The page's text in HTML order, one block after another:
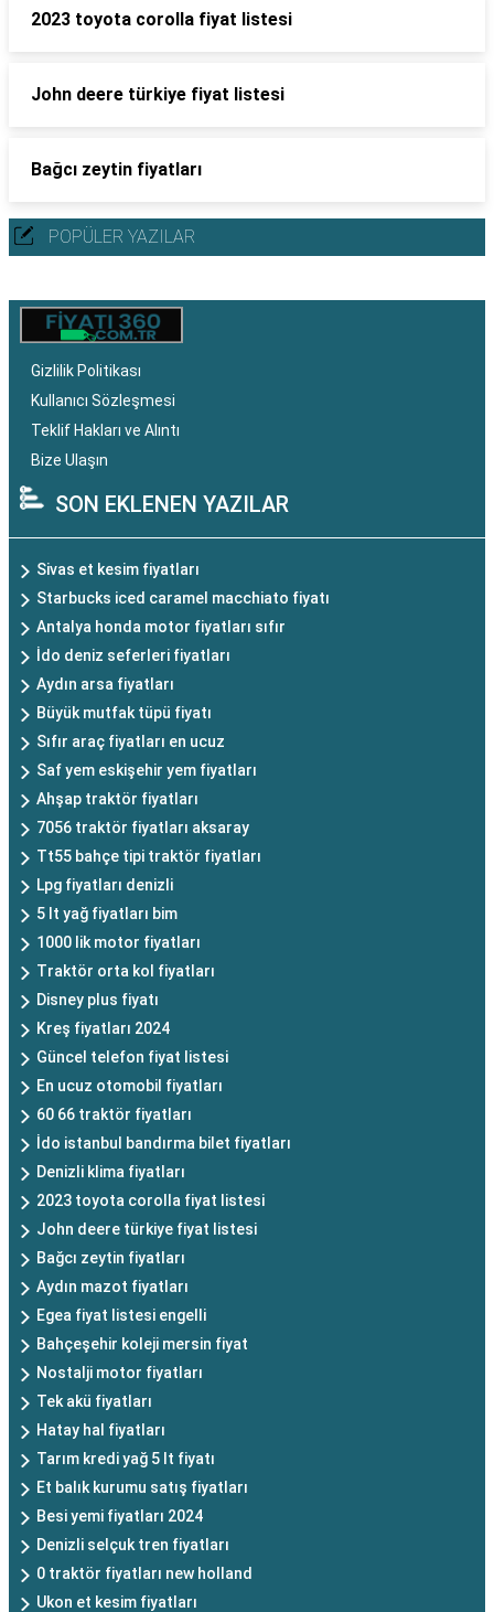
2023 toyota corolla fiyat listesi
John deere türkiye fiyat listesi
Bağcı zeytin fiyatları
POPÜLER YAZILAR
Gizlilik Politikası
Kullanıcı Sözleşmesi
Teklif Hakları ve Alıntı
Bize Ulaşın
SON EKLENEN YAZILAR
Sivas et kesim fiyatları
Starbucks iced caramel macchiato fiyatı
Antalya honda motor fiyatları sıfır
İdo deniz seferleri fiyatları
Aydın arsa fiyatları
Büyük mutfak tüpü fiyatı
Sıfır araç fiyatları en ucuz
Saf yem eskişehir yem fiyatları
Ahşap traktör fiyatları
7056 traktör fiyatları aksaray
Tt55 bahçe tipi traktör fiyatları
Lpg fiyatları denizli
5 lt yağ fiyatları bim
1000 lik motor fiyatları
Traktör orta kol fiyatları
Disney plus fiyatı
Kreş fiyatları 2024
Güncel telefon fiyat listesi
En ucuz otomobil fiyatları
60 66 traktör fiyatları
İdo istanbul bandırma bilet fiyatları
Denizli klima fiyatları
2023 toyota corolla fiyat listesi
John deere türkiye fiyat listesi
Bağcı zeytin fiyatları
Aydın mazot fiyatları
Egea fiyat listesi engelli
Bahçeşehir koleji mersin fiyat
Nostalji motor fiyatları
Tek akü fiyatları
Hatay hal fiyatları
Tarım kredi yağ 5 lt fiyatı
Et balık kurumu satış fiyatları
Besi yemi fiyatları 2024
Denizli selçuk tren fiyatları
0 traktör fiyatları new holland
Ukon et kesim fiyatları